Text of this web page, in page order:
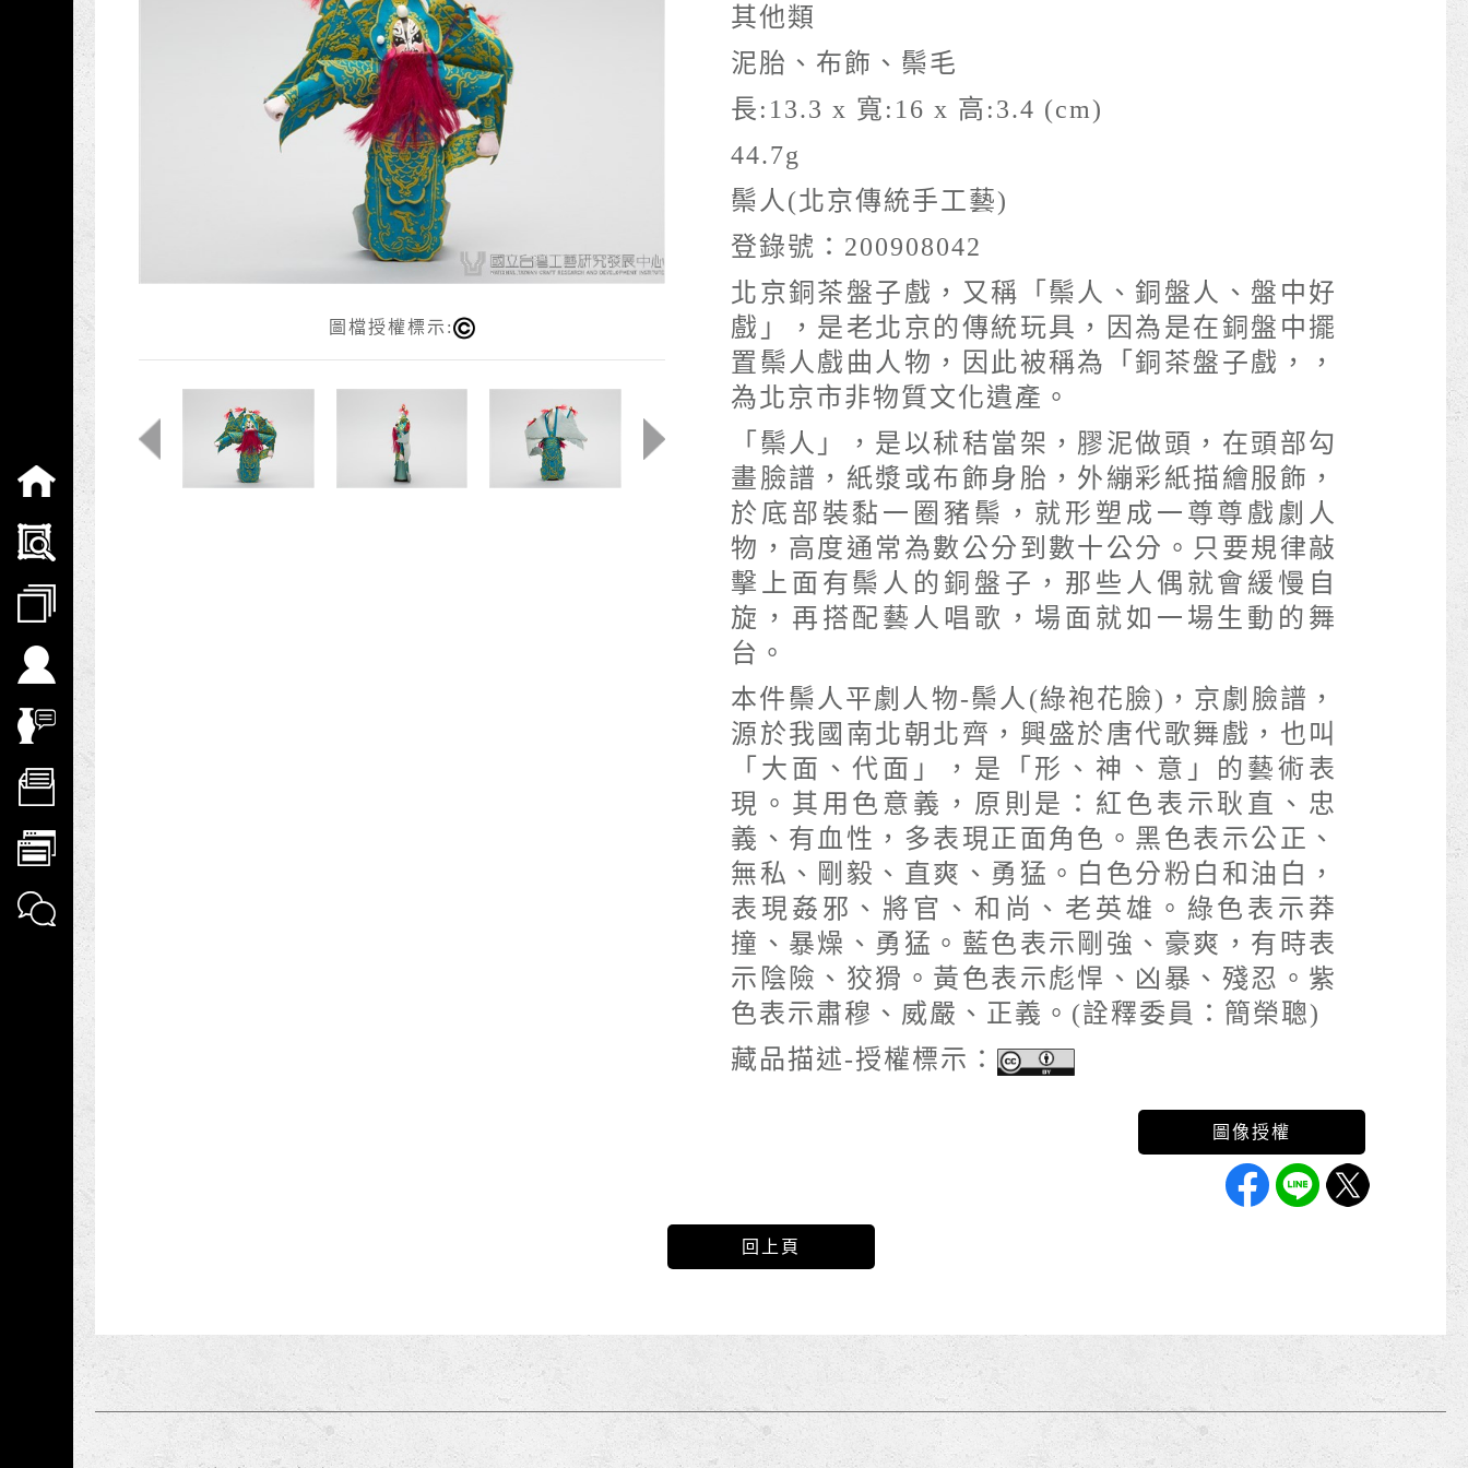
圖檔授權標示:
其他類
泥胎、布飾、鬃毛
長:13.3 x 寬:16 x 高:3.4 (cm)
44.7g
鬃人(北京傳統手工藝)
登錄號：200908042
北京銅茶盤子戲，又稱「鬃人、銅盤人、盤中好
戲」，是老北京的傳統玩具，因為是在銅盤中擺
置鬃人戲曲人物，因此被稱為「銅茶盤子戲，，
為北京市非物質文化遺產。
「鬃人」，是以秫秸當架，膠泥做頭，在頭部勾
畫臉譜，紙漿或布飾身胎，外繃彩紙描繪服飾，
於底部裝黏一圈豬鬃，就形塑成一尊尊戲劇人
物，高度通常為數公分到數十公分。只要規律敲
擊上面有鬃人的銅盤子，那些人偶就會緩慢自
旋，再搭配藝人唱歌，場面就如一場生動的舞
台。
本件鬃人平劇人物-鬃人(綠袍花臉)，京劇臉譜，
源於我國南北朝北齊，興盛於唐代歌舞戲，也叫
「大面、代面」，是「形、神、意」的藝術表
現。其用色意義，原則是：紅色表示耿直、忠
義、有血性，多表現正面角色。黑色表示公正、
無私、剛毅、直爽、勇猛。白色分粉白和油白，
表現姦邪、將官、和尚、老英雄。綠色表示莽
撞、暴燥、勇猛。藍色表示剛強、豪爽，有時表
示陰險、狡猾。黃色表示彪悍、凶暴、殘忍。紫
色表示肅穆、威嚴、正義。(詮釋委員：簡榮聰)
藏品描述-授權標示：
回上頁